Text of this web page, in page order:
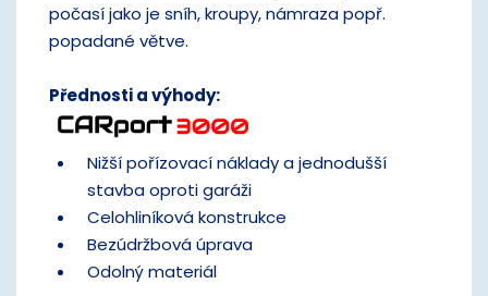
počasí jako je sníh, kroupy, námraza popř.
popadané větve.
Přednosti a výhody:
Nižší pořízovací náklady a jednodušší
stavba oproti garáži
Celohliníková konstrukce
Bezúdržbová úprava
Odolný materiál